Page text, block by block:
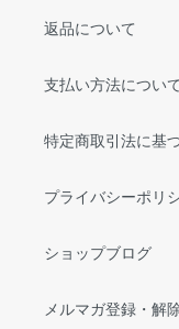
返品について
支払い方法について
特定商取引法に基
プライバシーポリ
ショップブログ
メルマガ登録・解